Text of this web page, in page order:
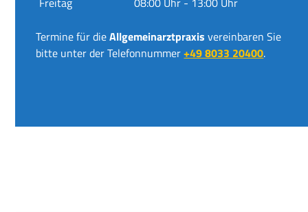
Termine für dieAllgemeinarztpraxis vereinbaren Sie
bitte unter der Telefonnummer+49 8033 20400.